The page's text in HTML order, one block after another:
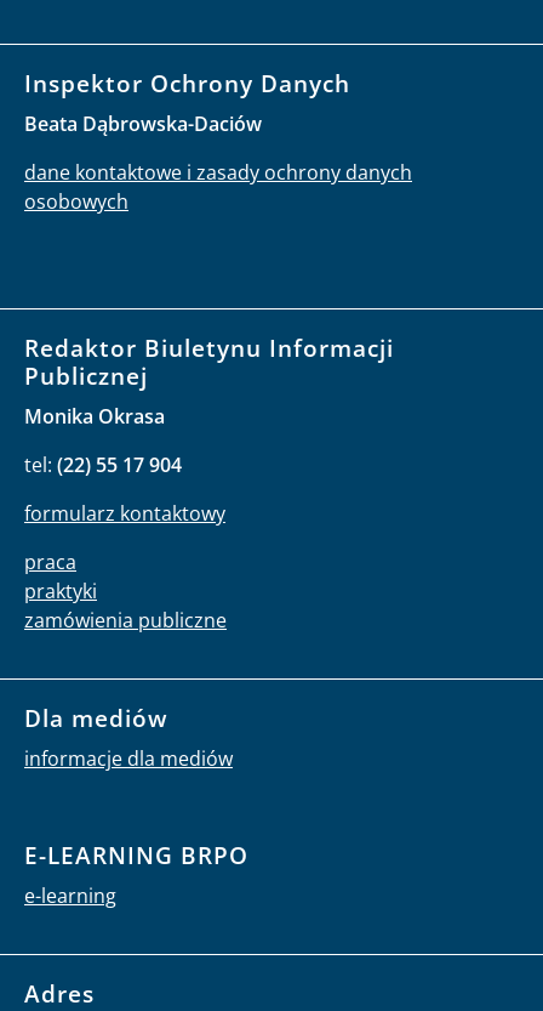
Inspektor Ochrony Danych
Beata Dąbrowska-Daciów
dane kontaktowe i zasady ochrony danych
osobowych
Redaktor Biuletynu Informacji
Publicznej
Monika Okrasa
tel: (22) 55 17 904
formularz kontaktowy
praca
praktyki
zamówienia publiczne
Dla mediów
informacje dla mediów
E-LEARNING BRPO
e-learning
Adres